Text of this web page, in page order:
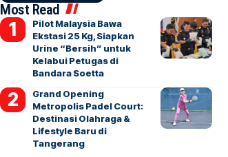
Most Read
Pilot Malaysia Bawa
Ekstasi 25 Kg, Siapkan
Urine “Bersih” untuk
Kelabui Petugas di
Bandara Soetta
Grand Opening
Metropolis Padel Court:
Destinasi Olahraga &
Lifestyle Baru di
Tangerang